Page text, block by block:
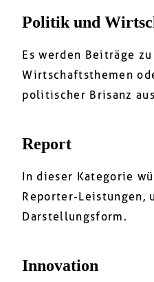
Politik und
Es werden Beiträge
Wirtschaftsthemen
politischer Brisanz
Report
In dieser Kategorie
Reporter-Leistungen,
Darstellungsform.
Innovation